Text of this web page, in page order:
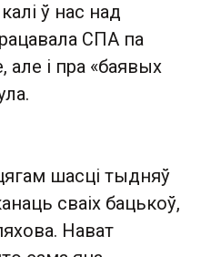
ў нас над
СПА па
але і пра «баявых
шасці тыдняў
сваіх бацькоў,
Нават